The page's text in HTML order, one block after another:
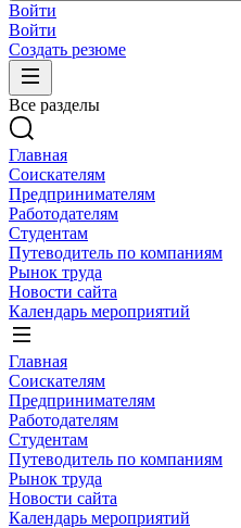
Войти
Войти
Создать резюме
Все разделы
Главная
Соискателям
Предпринимателям
Работодателям
Студентам
Путеводитель по компаниям
Рынок труда
Новости сайта
Календарь мероприятий
Главная
Соискателям
Предпринимателям
Работодателям
Студентам
Путеводитель по компаниям
Рынок труда
Новости сайта
Календарь мероприятий